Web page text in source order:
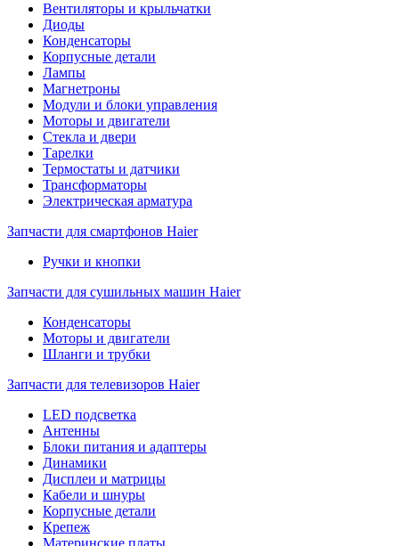
Вентиляторы и крыльчатки
Диоды
Конденсаторы
Корпусные детали
Лампы
Магнетроны
Модули и блоки управления
Моторы и двигатели
Стекла и двери
Тарелки
Термостаты и датчики
Трансформаторы
Электрическая арматура
Запчасти для смартфонов Haier
Ручки и кнопки
Запчасти для сушильных машин Haier
Конденсаторы
Моторы и двигатели
Шланги и трубки
Запчасти для телевизоров Haier
LED подсветка
Антенны
Блоки питания и адаптеры
Динамики
Дисплеи и матрицы
Кабели и шнуры
Корпусные детали
Крепеж
Материнские платы